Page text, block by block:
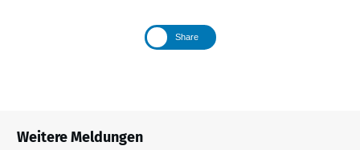
Share
Weitere Meldungen